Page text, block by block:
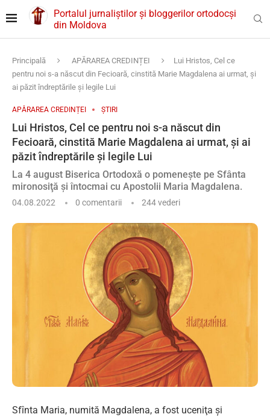
Portalul jurnaliștilor și bloggerilor ortodocși
din Moldova
Principală APĂRAREA CREDINȚEI
Lui Hristos, Cel ce
pentru noi s-a născut din Fecioară, cinstită Marie Magdalena ai urmat, şi
ai păzit îndreptările şi legile Lui
APĂRAREA CREDINȚEI ȘTIRI
Lui Hristos, Cel ce pentru noi s-a născut din
Fecioară, cinstită Marie Magdalena ai urmat, şi ai
păzit îndreptările şi legile Lui
La 4 august Biserica Ortodoxă o pomenește pe Sfânta
mironosiţă şi întocmai cu Apostolii Maria Magdalena.
04.08.2022 0 comentarii 244vederi
Sfînta Maria, numită Magdalena, a fost uceniţa şi